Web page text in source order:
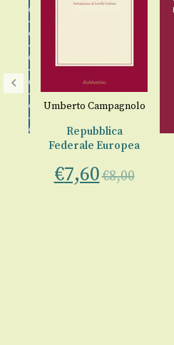
Umberto Campagnolo
Repubblica
Federale Europea
€7,60€8,00